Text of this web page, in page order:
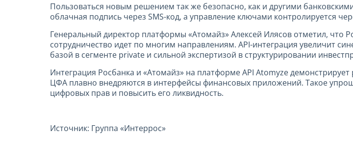
Пользоваться новым решением так же безопасно, как и другими
облачная подпись через SMS-код, а управление ключами контролируется
Генеральный директор платформы «Атомайз» Алексей Илясов отметил, что
сотрудничество идет по многим направлениям. API-интеграция увеличит
базой в сегменте private и сильной экспертизой в структурировании
Интеграция Росбанка и «Атомайз» на платформе API Atomyze
ЦФА плавно внедряются в интерфейсы финансовых приложений. Такое
цифровых прав и повысить его ликвидность.
Источник: Группа «Интеррос»